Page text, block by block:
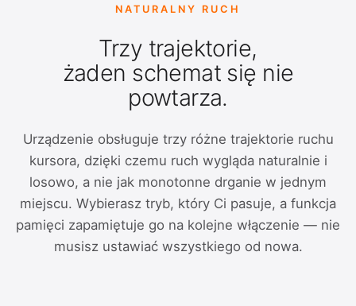
NATURALNY RUCH
Trzy trajektorie,
żaden schemat się nie
powtarza.
Urządzenie obsługuje trzy różne trajektorie ruchu
kursora, dzięki czemu ruch wygląda naturalnie i
losowo, a nie jak monotonne drganie w jednym
miejscu. Wybierasz tryb, który Ci pasuje, a funkcja
pamięci zapamiętuje go na kolejne włączenie — nie
musisz ustawiać wszystkiego od nowa.